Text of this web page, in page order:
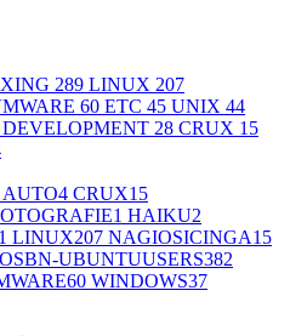
XING 289 LINUX 207
60 ETC 45 UNIX 44
DEVELOPMENT 28 CRUX 15
AUTO4 CRUX15
1 HAIKU2
1 LINUX207 NAGIOSICINGA15
OSBN-UBUNTUUSERS382
60 WINDOWS37